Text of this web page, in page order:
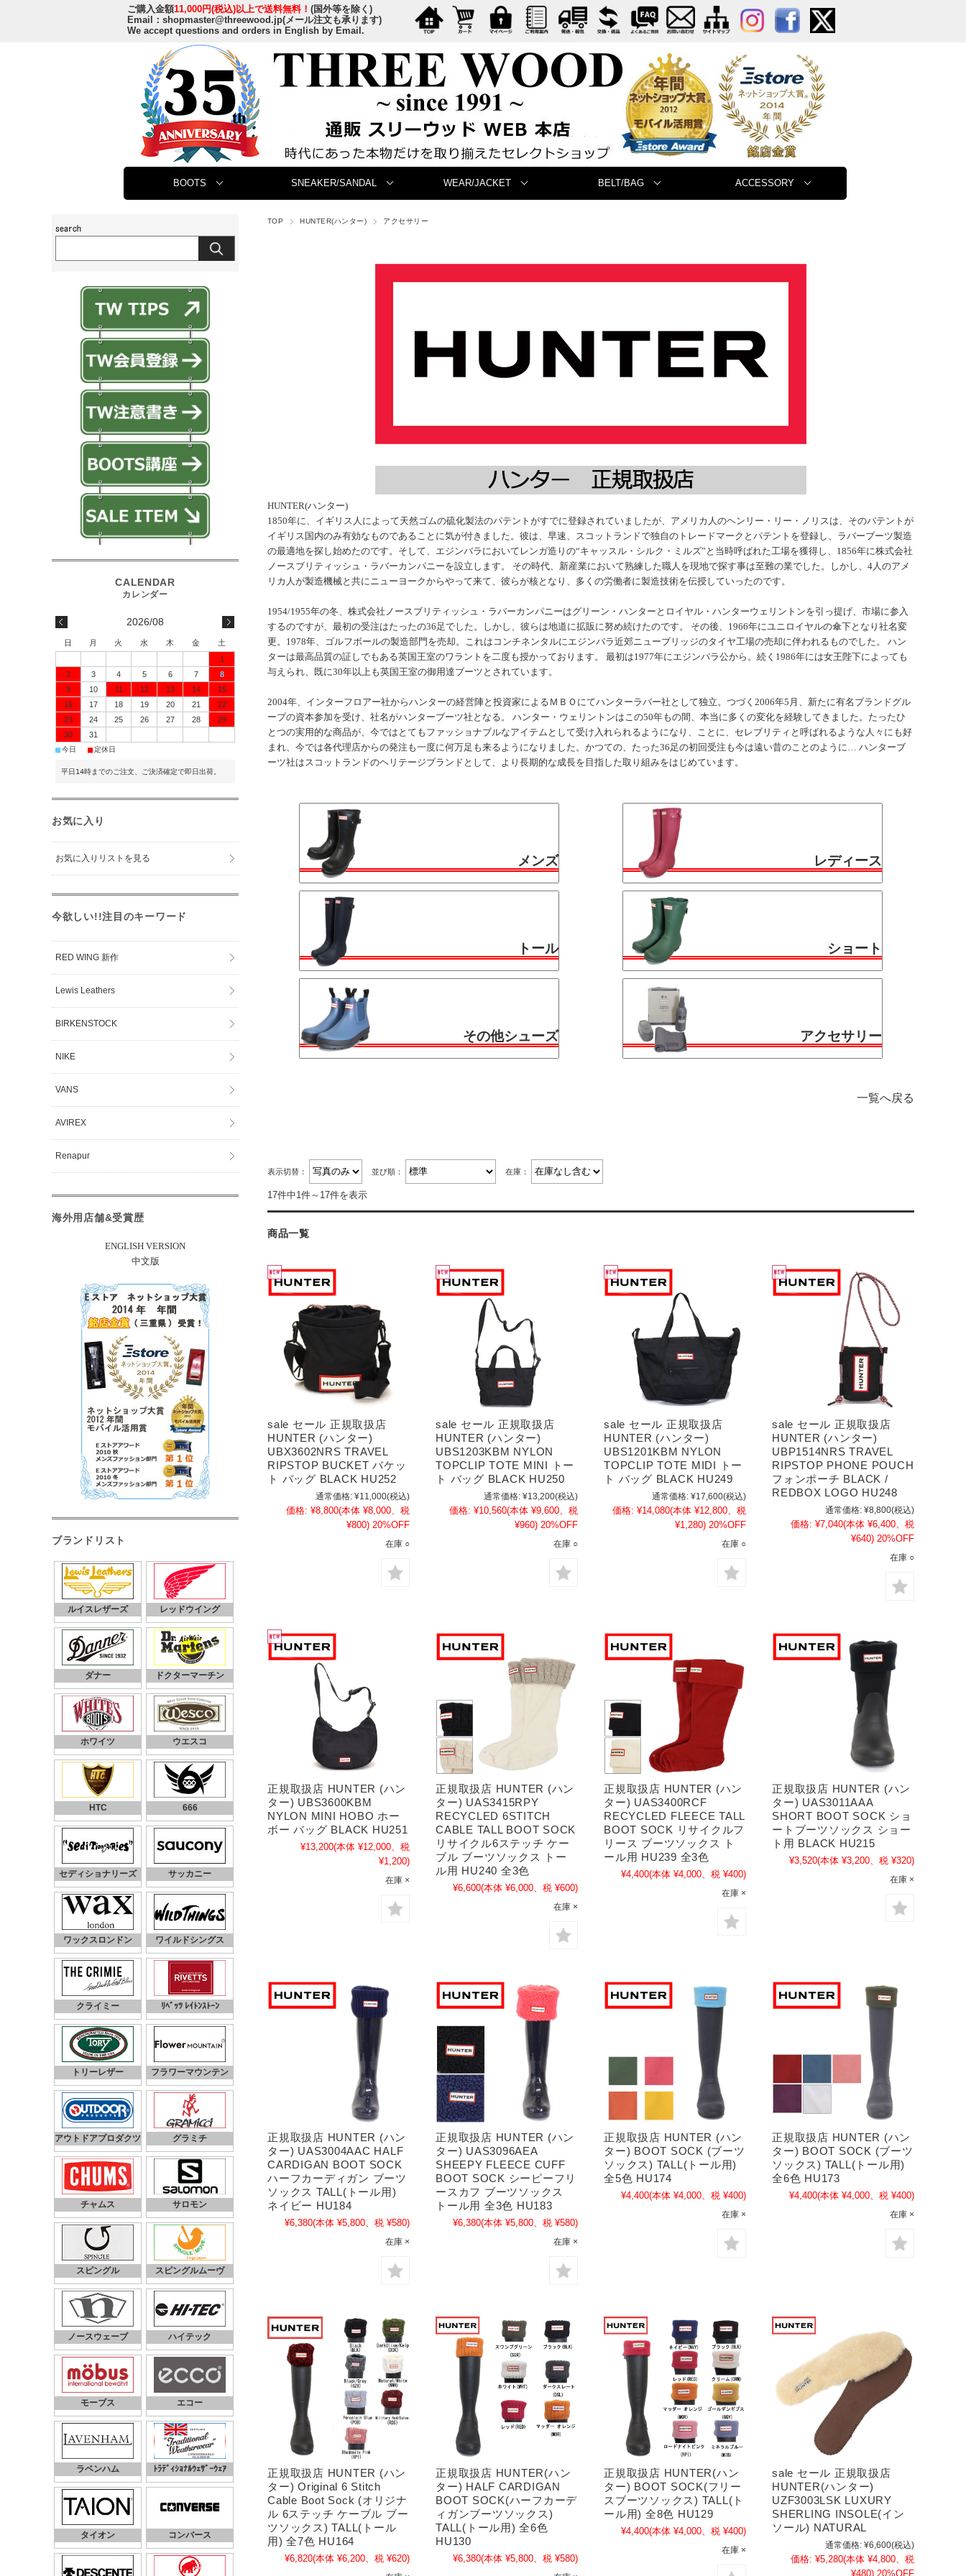
ご購入金額11,000円(税込)以上で送料無料！ (国外等を除く)
Email： shopmaster@threewood.jp(メール注文も承ります)
We accept questions and orders in English by Email.
BOOTS SNEAKER/SANDAL WEAR/JACKET BELT/BAG ACCESSORY
TOP HUNTER(ハンター) アクセサリー
HUNTER(ハンター)
1850年に、イギリス人によって天然ゴムの硫化製法のパテントがすでに登録されていましたが、アメリカ人のヘンリー・リー・ノリスは、そのパテントが
イギリス国内のみ有効なものであることに気が付きました。彼は、早速、スコットランドで独自のトレードマークとパテントを登録し、ラバーブーツ製造
の最適地を探し始めたのです。そして、エジンバラにおいてレンガ造りの“キャッスル・シルク・ミルズ”と当時呼ばれた工場を獲得し、1856年に株式会社
ノースブリティッシュ・ラバーカンパニーを設立します。 その時代、新産業において熟練した職人を現地で探す事は至難の業でした。しかし、4人のアメ
リカ人が製造機械と共にニューヨークからやって来て、彼らが核となり、多くの労働者に製造技術を伝授していったのです。
1954/1955年の冬、株式会社ノースブリティッシュ・ラバーカンパニーはグリーン・ハンターとロイヤル・ハンターウェリントンを引っ提げ、市場に参入
するのですが、最初の受注はたったの36足でした。しかし、彼らは地道に拡販に努め続けたのです。 その後、1966年にユニロイヤルの傘下となり社名変
更。1978年、ゴルフボールの製造部門を売却。これはコンチネンタルにエジンバラ近郊ニューブリッジのタイヤ工場の売却に伴われるものでした。 ハン
ターは最高品質の証しでもある英国王室のワラントを二度も授かっております。 最初は1977年にエジンバラ公から。続く1986年には女王陛下によっても
与えられ、既に30年以上も英国王室の御用達ブーツとされています。
2004年、インターフロアー社からハンターの経営陣と投資家によるＭＢＯにてハンターラバー社として独立。つづく2006年5月、新たに有名ブランドグル
ープの資本参加を受け、社名がハンターブーツ社となる。 ハンター・ウェリントンはこの50年もの間、本当に多くの変化を経験してきました。たったひ
とつの実用的な商品が、今ではとてもファッショナブルなアイテムとして受け入れられるようになり、ことに、セレブリティと呼ばれるような人々にも好
まれ、今では各代理店からの発注も一度に何万足も来るようになりました。かつての、たった36足の初回受注も今は遠い昔のことのように… ハンターブ
ーツ社はスコットランドのヘリテージブランドとして、より長期的な成長を目指した取り組みをはじめています。
メンズ レディース
トール ショート
その他シューズ アクセサリー
一覧へ戻る
表示切替： 並び順： 在庫：
17件中1件～17件を表示
商品一覧
sale セール 正規取扱店
HUNTER (ハンター)
UBX3602NRS TRAVEL
RIPSTOP BUCKET バケッ
ト バッグ BLACK HU252
通常価格: ¥11,000(税込)
価格: ¥8,800(本体 ¥8,000、税
¥800) 20%OFF
在庫 ○
sale セール 正規取扱店
HUNTER (ハンター)
UBS1203KBM NYLON
TOPCLIP TOTE MINI トー
ト バッグ BLACK HU250
通常価格: ¥13,200(税込)
価格: ¥10,560(本体 ¥9,600、税
¥960) 20%OFF
在庫 ○
sale セール 正規取扱店
HUNTER (ハンター)
UBS1201KBM NYLON
TOPCLIP TOTE MIDI トー
ト バッグ BLACK HU249
通常価格: ¥17,600(税込)
価格: ¥14,080(本体 ¥12,800、税
¥1,280) 20%OFF
在庫 ○
sale セール 正規取扱店
HUNTER (ハンター)
UBP1514NRS TRAVEL
RIPSTOP PHONE POUCH
フォンポーチ BLACK /
REDBOX LOGO HU248
通常価格: ¥8,800(税込)
価格: ¥7,040(本体 ¥6,400、税
¥640) 20%OFF
在庫 ○
正規取扱店 HUNTER (ハン
ター) UBS3600KBM
NYLON MINI HOBO ホー
ボー バッグ BLACK HU251
¥13,200(本体 ¥12,000、税
¥1,200)
在庫 ×
正規取扱店 HUNTER (ハン
ター) UAS3415RPY
RECYCLED 6STITCH
CABLE TALL BOOT SOCK
リサイクル6ステッチ ケー
ブル ブーツソックス トー
ル用 HU240 全3色
¥6,600(本体 ¥6,000、税 ¥600)
在庫 ×
正規取扱店 HUNTER (ハン
ター) UAS3400RCF
RECYCLED FLEECE TALL
BOOT SOCK リサイクルフ
リース ブーツソックス ト
ール用 HU239 全3色
¥4,400(本体 ¥4,000、税 ¥400)
在庫 ×
正規取扱店 HUNTER (ハン
ター) UAS3011AAA
SHORT BOOT SOCK ショ
ートブーツソックス ショー
ト用 BLACK HU215
¥3,520(本体 ¥3,200、税 ¥320)
在庫 ×
正規取扱店 HUNTER (ハン
ター) UAS3004AAC HALF
CARDIGAN BOOT SOCK
ハーフカーディガン ブーツ
ソックス TALL(トール用)
ネイビー HU184
¥6,380(本体 ¥5,800、税 ¥580)
在庫 ×
正規取扱店 HUNTER (ハン
ター) UAS3096AEA
SHEEPY FLEECE CUFF
BOOT SOCK シーピーフリ
ースカフ ブーツソックス
トール用 全3色 HU183
¥6,380(本体 ¥5,800、税 ¥580)
在庫 ×
正規取扱店 HUNTER (ハン
ター) BOOT SOCK (ブーツ
ソックス) TALL(トール用)
全5色 HU174
¥4,400(本体 ¥4,000、税 ¥400)
在庫 ×
正規取扱店 HUNTER (ハン
ター) BOOT SOCK (ブーツ
ソックス) TALL(トール用)
全6色 HU173
¥4,400(本体 ¥4,000、税 ¥400)
在庫 ×
正規取扱店 HUNTER (ハン
ター) Original 6 Stitch
Cable Boot Sock (オリジナ
ル 6ステッチ ケーブル ブー
ツソックス) TALL(トール
用) 全7色 HU164
¥6,820(本体 ¥6,200、税 ¥620)
正規取扱店 HUNTER(ハン
ター) HALF CARDIGAN
BOOT SOCK(ハーフカーデ
ィガンブーツソックス)
TALL(トール用) 全6色
HU130
¥6,380(本体 ¥5,800、税 ¥580)
正規取扱店 HUNTER(ハン
ター) BOOT SOCK(フリー
スブーツソックス) TALL(ト
ール用) 全8色 HU129
¥4,400(本体 ¥4,000、税 ¥400)
在庫 ×
sale セール 正規取扱店
HUNTER(ハンター)
UZF3003LSK LUXURY
SHERLING INSOLE(イン
ソール) NATURAL
通常価格: ¥6,600(税込)
価格: ¥5,280(本体 ¥4,800、税
¥480) 20%OFF
2026/08
日 月 火 水 木 金
土
1
2
3 4 5 6 7
8
9
10 11 12 13 14
15
16
17 18 19 20 21
22
23
24 25 26 27 28
29
30
31
■今日 ■定休日
平日14時までのご注文、ご決済確定で即日出荷。
お気に入り
お気に入りリストを見る
今欲しい!!注目のキーワード
RED WING 新作
Lewis Leathers
BIRKENSTOCK
NIKE
VANS
AVIREX
Renapur
海外用店舗&受賞歴
ENGLISH VERSION
中文版
ブランドリスト
ルイスレザーズ レッドウイング
ダナー ドクターマーチン
ホワイツ ウエスコ
HTC 666
セディショナリーズ サッカニー
ワックスロンドン ワイルドシングス
クライミー ﾘﾍﾞｯﾂ ﾚｲﾄﾝｽﾄｰﾝ
トリーレザー フラワーマウンテン
アウトドアプロダクツ グラミチ
チャムス サロモン
スピングル スピングルムーヴ
ノースウェーブ ハイテック
モーブス エコー
ラベンハム ﾄﾗﾃﾞｨｼｮﾅﾙｳｪｻﾞｰｳｪｱ
タイオン コンバース